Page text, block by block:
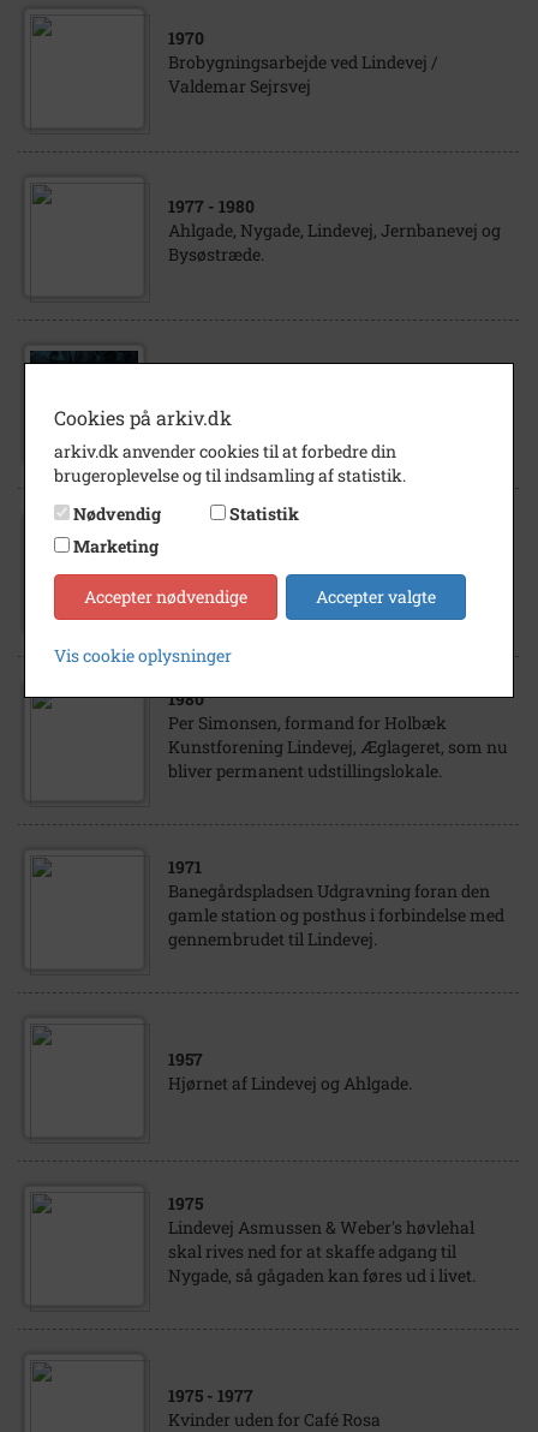
1970
Brobygningsarbejde ved Lindevej /
Valdemar Sejrsvej
1977 - 1980
Ahlgade, Nygade, Lindevej, Jernbanevej og
Bysøstræde.
Lindevej i Holbæk.
med gennembrudet til Lindevej.
1980
Per Simonsen, formand for Holbæk
Kunstforening Lindevej, Æglageret, som nu
bliver permanent udstillingslokale.
1971
Banegårdspladsen Udgravning foran den
gamle station og posthus i forbindelse med
gennembrudet til Lindevej.
1957
Hjørnet af Lindevej og Ahlgade.
1975
Lindevej Asmussen & Weber's høvlehal
skal rives ned for at skaffe adgang til
Nygade, så gågaden kan føres ud i livet.
1975 - 1977
Kvinder uden for Café Rosa
Cookies på arkiv.dk
arkiv.dk anvender cookies til at forbedre din
brugeroplevelse og til indsamling af statistik.
Nødvendig
Statistik
Marketing
Accepter nødvendige Accepter valgte
Vis cookie oplysninger